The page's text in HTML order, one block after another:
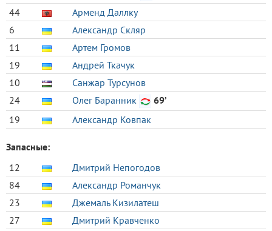
44
Арменд Даллку
6
Александр Скляр
11
Артем Громов
19
Андрей Ткачук
10
Санжар Турсунов
24
Олег Баранник
69’
19
Александр Ковпак
Запасные:
12
Дмитрий Непогодов
84
Александр Романчук
23
Джемаль Кизилатеш
27
Дмитрий Кравченко